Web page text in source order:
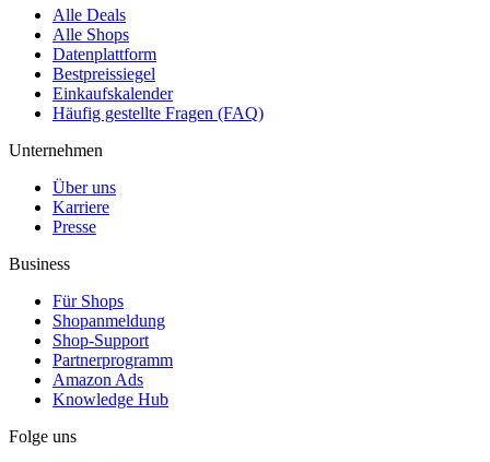
Alle Deals
Alle Shops
Datenplattform
Bestpreissiegel
Einkaufskalender
Häufig gestellte Fragen (FAQ)
Unternehmen
Über uns
Karriere
Presse
Business
Für Shops
Shopanmeldung
Shop-Support
Partnerprogramm
Amazon Ads
Knowledge Hub
Folge uns